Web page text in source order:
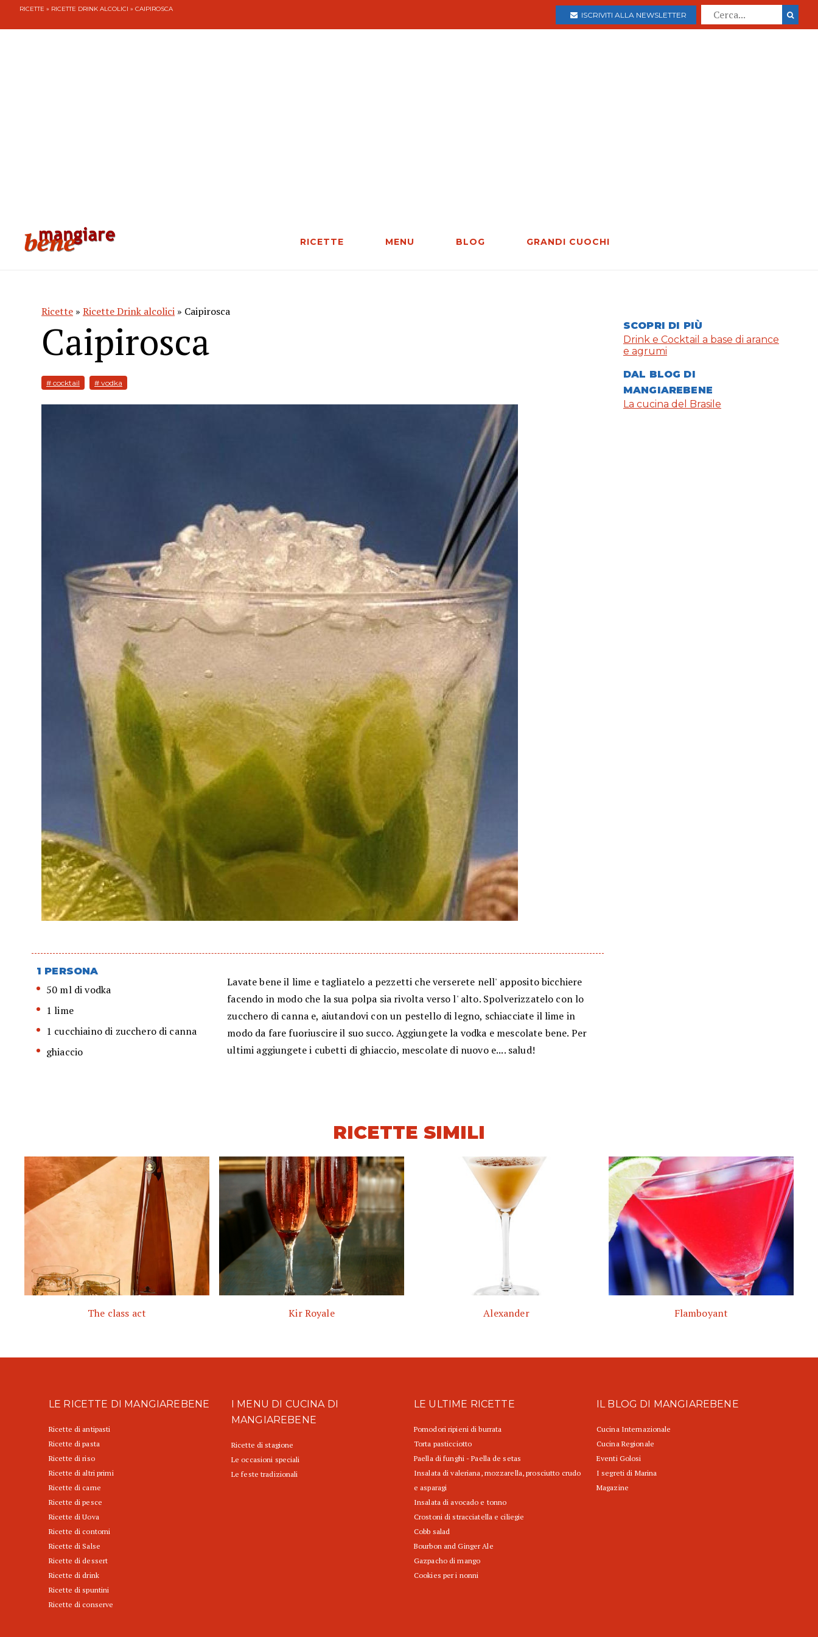
RICETTE » RICETTE DRINK ALCOLICI » CAIPIROSCA
ISCRIVITI ALLA NEWSLETTER
RICETTE MENU BLOG GRANDI CUOCHI
Ricette » Ricette Drink alcolici » Caipirosca
Caipirosca
# cocktail # vodka
1 PERSONA
50 ml di vodka
1 lime
1 cucchiaino di zucchero di canna
ghiaccio
Lavate bene il lime e tagliatelo a pezzetti che verserete nell' apposito bicchiere
facendo in modo che la sua polpa sia rivolta verso l' alto. Spolverizzatelo con lo
zucchero di canna e, aiutandovi con un pestello di legno, schiacciate il lime in
modo da fare fuoriuscire il suo succo. Aggiungete la vodka e mescolate bene. Per
ultimi aggiungete i cubetti di ghiaccio, mescolate di nuovo e.... salud!
SCOPRI DI PIÙ
Drink e Cocktail a base di arance
e agrumi
DAL BLOG DI
MANGIAREBENE
La cucina del Brasile
RICETTE SIMILI
The class act Kir Royale Alexander Flamboyant
LE RICETTE DI MANGIAREBENE
Ricette di antipasti
Ricette di pasta
Ricette di riso
Ricette di altri primi
Ricette di carne
Ricette di pesce
Ricette di Uova
Ricette di contorni
Ricette di Salse
Ricette di dessert
Ricette di drink
Ricette di spuntini
Ricette di conserve
I MENU DI CUCINA DI
MANGIAREBENE
Ricette di stagione
Le occasioni speciali
Le feste tradizionali
LE ULTIME RICETTE
Pomodori ripieni di burrata
Torta pasticciotto
Paella di funghi - Paella de setas
Insalata di valeriana, mozzarella, prosciutto crudo
e asparagi
Insalata di avocado e tonno
Crostoni di stracciatella e ciliegie
Cobb salad
Bourbon and Ginger Ale
Gazpacho di mango
Cookies per i nonni
IL BLOG DI MANGIAREBENE
Cucina Internazionale
Cucina Regionale
Eventi Golosi
I segreti di Marina
Magazine